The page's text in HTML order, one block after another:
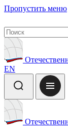
Пропустить меню
EN